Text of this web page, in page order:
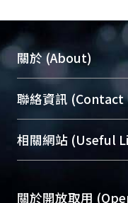
關於 (About)
臺大位居世界頂尖
展現本校豐碩的研
機構典藏（NTUR
台，成為臺大學術
成果。
聯絡資訊 (Contact
總館學科館員(Main
醫學圖書館學科館
Sciences Library)
相關網站 (Useful
關於開放取用